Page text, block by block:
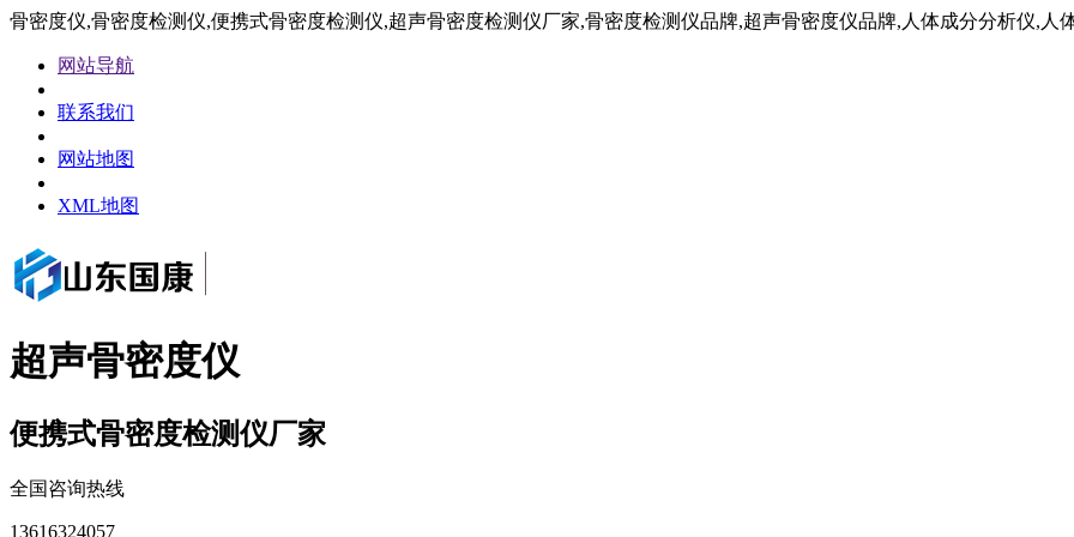
骨密度仪,骨密度检测仪,便携式骨密度检测仪,超声骨密度检测仪厂家,骨密度检测仪品牌,超声骨密度仪品牌,人体成分分析仪,人
网站导航
联系我们
网站地图
XML地图
超声骨密度仪
便携式骨密度检测仪厂家
全国咨询热线
13616324057